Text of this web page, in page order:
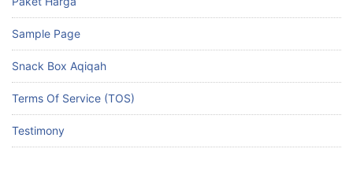
Sample Page
Snack Box Aqiqah
Terms Of Service (TOS)
Testimony